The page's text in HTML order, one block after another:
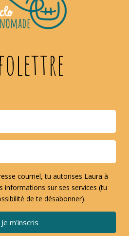
courriel, tu autorises Laura à
informations sur ses services (tu
de te désabonner).
Je m'inscris